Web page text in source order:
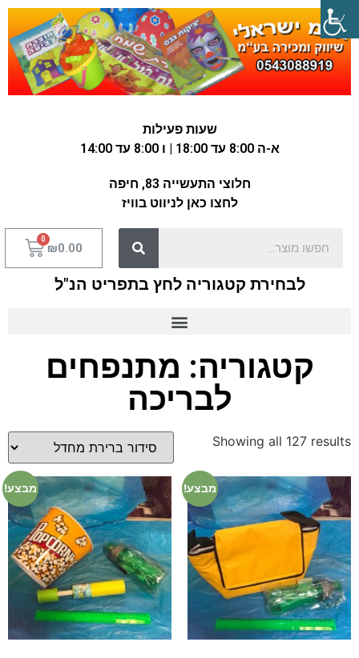
שעות פעילות
א-ה 8:00 עד 18:00 | ו 8:00 עד 14:00
חלוצי התעשייה 83, חיפה
לחצו כאן לניווט בוויז
₪0.00
לבחירת קטגוריה לחץ בתפריט הנ"ל
קטגוריה: מתנפחים
לבריכה
Showing all 127 results
מבצע! מבצע!